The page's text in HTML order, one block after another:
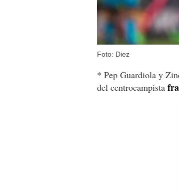
Foto: Diez
* Pep Guardiola y
del centrocampista